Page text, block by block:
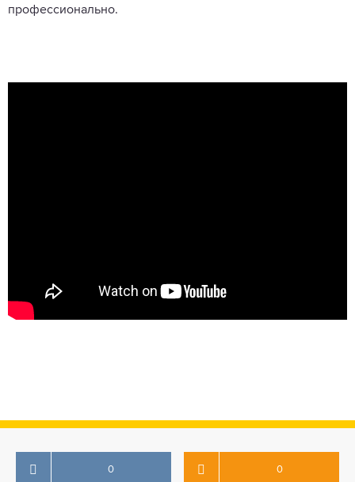
профессионально.
0 0